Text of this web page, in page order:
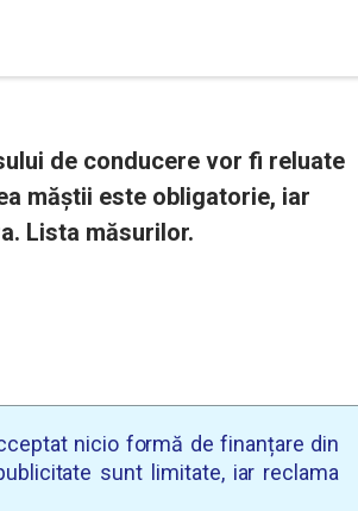
de conducere vor fi reluate
măștii este obligatorie, iar
Lista măsurilor.
nicio formă de finanțare din
sunt limitate, iar reclama